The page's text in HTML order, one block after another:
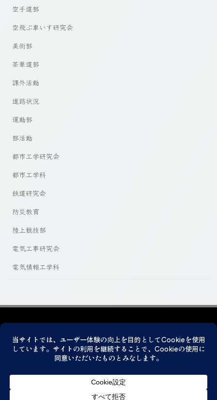
空手道部
空飛ぶ車いす研究会
美術部
茶華道部
課外活動
進路状況
運動部
部活動
都市工学研究会
都市工学科
鉄道研究会
防災教育
陸上競技部
電気工事研究会
電気情報工学科
© 2026 神戸市立科学技術高等学校